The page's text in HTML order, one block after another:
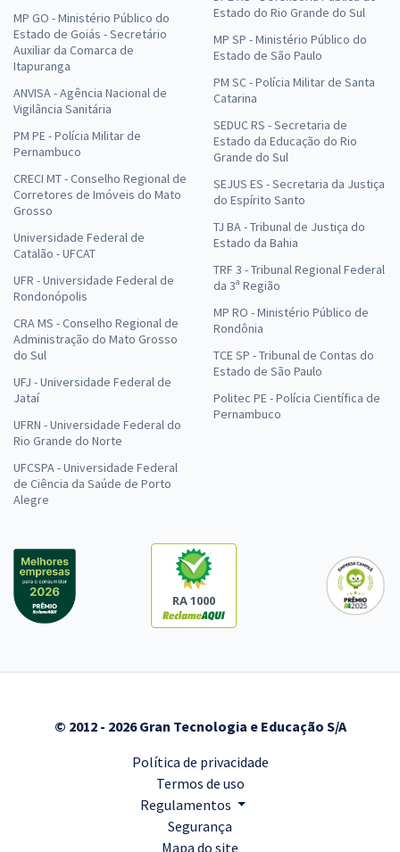
MP GO - Ministério Público do
Estado de Goiás - Secretário
Auxiliar da Comarca de
Itapuranga
ANVISA - Agência Nacional de
Vigilância Sanitária
PM PE - Polícia Militar de
Pernambuco
CRECI MT - Conselho Regional de
Corretores de Imóveis do Mato
Grosso
Universidade Federal de
Catalão - UFCAT
UFR - Universidade Federal de
Rondonópolis
CRA MS - Conselho Regional de
Administração do Mato Grosso
do Sul
UFJ - Universidade Federal de
Jataí
UFRN - Universidade Federal do
Rio Grande do Norte
UFCSPA - Universidade Federal
de Ciência da Saúde de Porto
Alegre
Estado do Rio Grande do Sul
MP SP - Ministério Público do
Estado de São Paulo
PM SC - Polícia Militar de Santa
Catarina
SEDUC RS - Secretaria de
Estado da Educação do Rio
Grande do Sul
SEJUS ES - Secretaria da Justiça
do Espírito Santo
TJ BA - Tribunal de Justiça do
Estado da Bahia
TRF 3 - Tribunal Regional Federal
da 3ª Região
MP RO - Ministério Público de
Rondônia
TCE SP - Tribunal de Contas do
Estado de São Paulo
Politec PE - Polícia Científica de
Pernambuco
RA 1000
© 2012 - 2026 Gran Tecnologia e Educação S/A
Política de privacidade
Termos de uso
Regulamentos
Segurança
Mapa do site